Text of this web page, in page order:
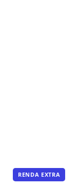
RENDA EXTRA